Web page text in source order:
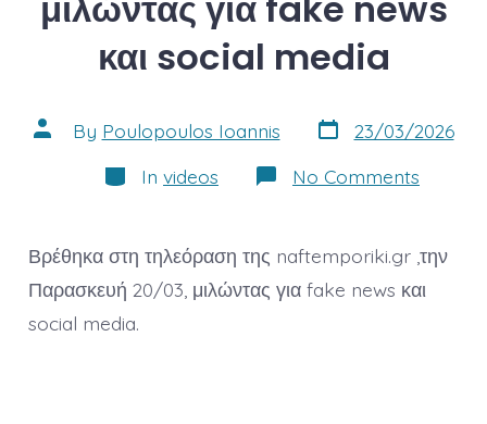
και social media
Post
author
By Poulopoulos Ioannis Post
date
23/03/2026
Categories
In videos No Comments
Στη
για
fake
news
Βρέθηκα στη τηλεόραση της naftemporiki.gr ,την
Παρασκευή 20/03, μιλώντας για fake news και
social media.